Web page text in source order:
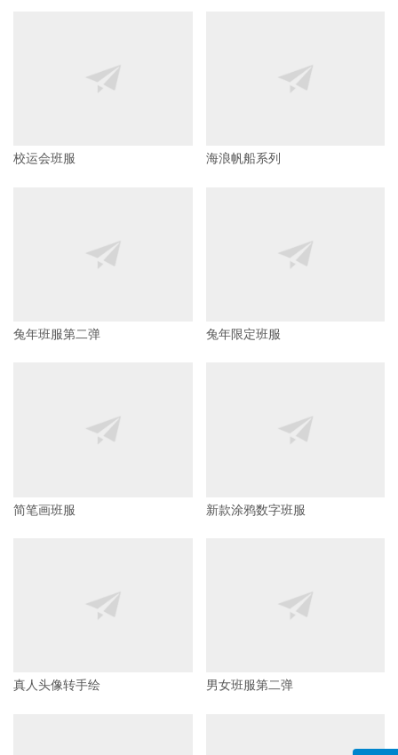
校运会班服 海浪帆船系列
兔年班服第二弹 兔年限定班服
简笔画班服 新款涂鸦数字班服
真人头像转手绘 男女班服第二弹